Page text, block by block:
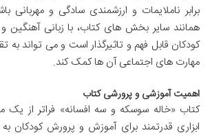
برابر ناملایمات و ارزشمندی سادگی و مهربانی
همانند سایر بخش های کتاب، با زبانی آهنگین
کودکان قابل فهم و تاثیرگذار است و می تواند
مهارت های اجتماعی آن ها کمک کند.
اهمیت آموزشی و پرورشی کتاب
کتاب «خاله سوسکه و سه افسانه» فراتر از
ابزاری قدرتمند برای آموزش و پرورش کودکان